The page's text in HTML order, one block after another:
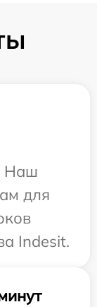
Наш
для
Indesit.